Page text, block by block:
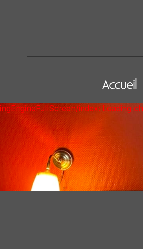
Accueil
index: Loading